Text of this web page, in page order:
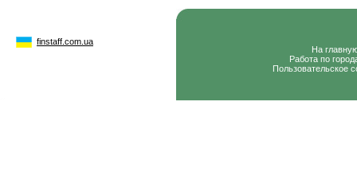
finstaff.com.ua
На
Работа по
Пользовательское